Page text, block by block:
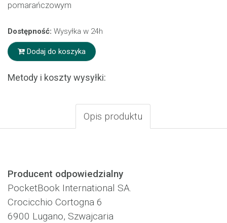
pomarańczowym
Dostępność: Wysyłka w 24h
Dodaj do koszyka
Metody i koszty wysyłki:
Opis produktu
Producent odpowiedzialny
PocketBook International SA.
Crocicchio Cortogna 6
6900 Lugano, Szwajcaria